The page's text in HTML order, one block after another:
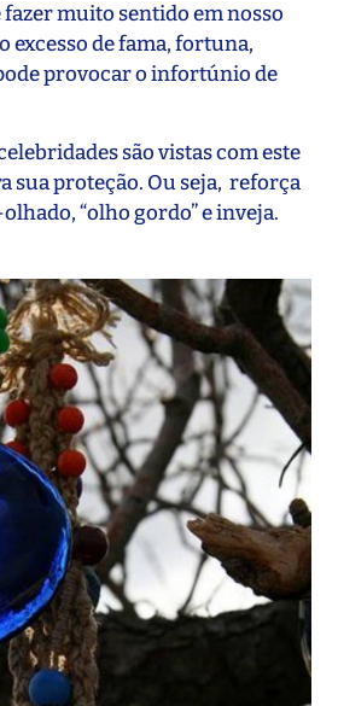
muito sentido em nosso
excesso de fama, fortuna,
provocar o infortúnio de
são vistas com este
sua proteção. Ou seja, reforça
“olho gordo” e inveja.